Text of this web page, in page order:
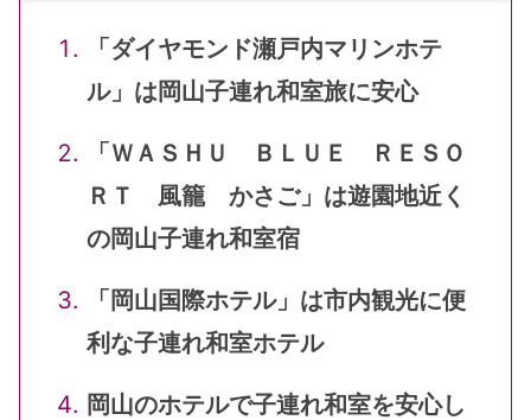
「ダイヤモンド瀬戸内マリンホテ
ル」は岡山子連れ和室旅に安心
「ＷＡＳＨＵ ＢＬＵＥ ＲＥＳＯ
ＲＴ 風籠 かさご」は遊園地近く
の岡山子連れ和室宿
「岡山国際ホテル」は市内観光に便
利な子連れ和室ホテル
岡山のホテルで子連れ和室を安心し